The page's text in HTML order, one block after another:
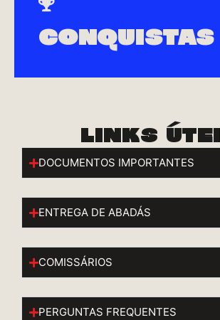
Conquistas
LINKS
DOCUMENTOS IMPORTANTES
ENTREGA DE ABADÁS
COMISSÁRIOS
PERGUNTAS FREQUENTES